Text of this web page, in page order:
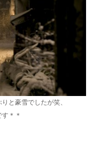
と豪雪でしたが笑、
＊＊